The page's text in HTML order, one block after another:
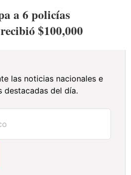
a 6 policías
$100,000
las noticias nacionales e
destacadas del día.